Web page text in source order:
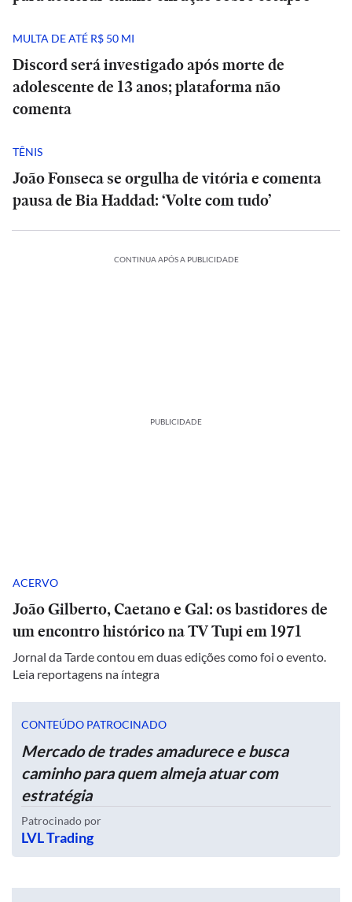
MULTA DE ATÉ R$ 50 MI
Discord será investigado após morte de
adolescente de 13 anos; plataforma não
comenta
TÊNIS
João Fonseca se orgulha de vitória e comenta
pausa de Bia Haddad: ‘Volte com tudo’
CONTINUA APÓS A PUBLICIDADE
PUBLICIDADE
ACERVO
João Gilberto, Caetano e Gal: os bastidores de
um encontro histórico na TV Tupi em 1971
Jornal da Tarde contou em duas edições como foi o evento.
Leia reportagens na íntegra
CONTEÚDO PATROCINADO
Mercado de trades amadurece e busca
caminho para quem almeja atuar com
estratégia
Patrocinado por
LVL Trading